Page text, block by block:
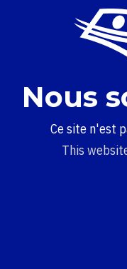
Nous
Ce site n'est
This